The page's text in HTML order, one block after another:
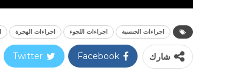
اجراءات الجنسية اجراءات اللجوء اجراءات الهجرة
شارك Facebook
Twitter